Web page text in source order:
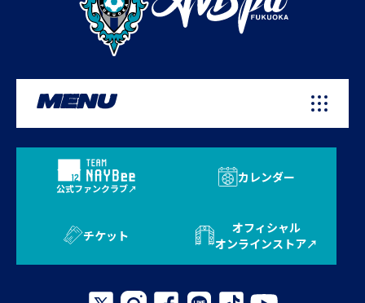
MENU
公式ファンクラブ
カレンダー
チケット
オフィシャル
オンラインストア